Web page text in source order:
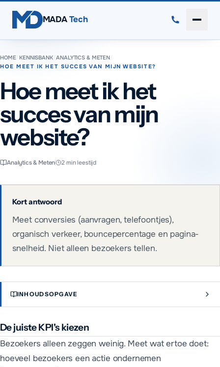
MADA Tech
HOME/ KENNISBANK/ANALYTICS & METEN/
HOE MEET IK HET SUCCES VAN MIJN WEBSITE?
Hoe meet ik het
succes van mijn
website?
Analytics & Meten 2min leestijd
Kort antwoord
Meet conversies (aanvragen, telefoontjes),
organisch verkeer, bouncepercentage en pagina-
snelheid. Niet alleen bezoekers tellen.
INHOUDSOPGAVE
De juiste KPI's kiezen
Bezoekers alleen zeggen weinig. Meet wat ertoe doet:
hoeveel bezoekers een actie ondernemen